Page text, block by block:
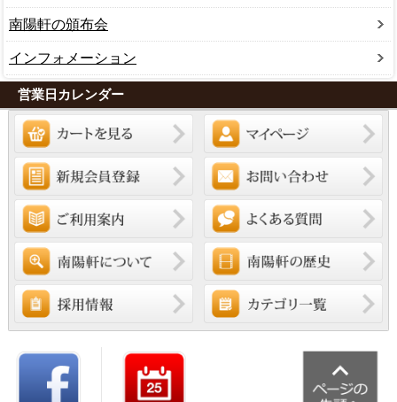
南陽軒の頒布会
インフォメーション
営業日カレンダー